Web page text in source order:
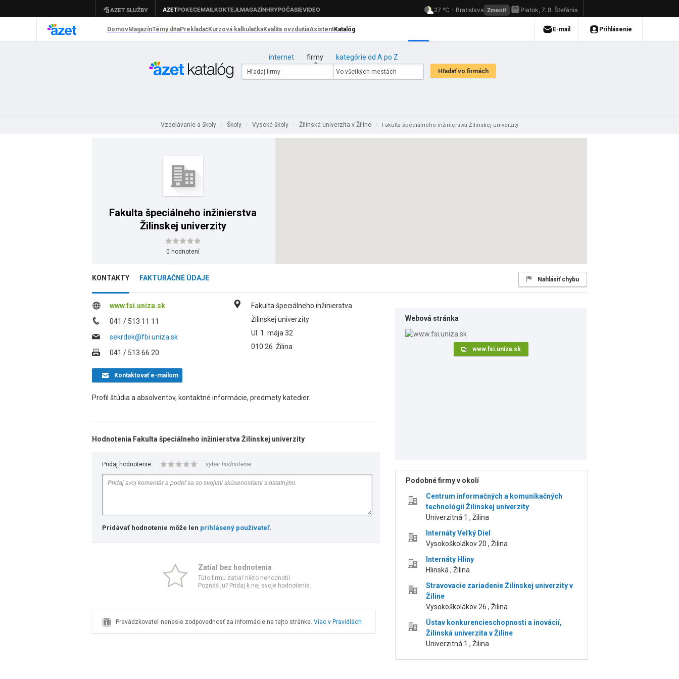
internet firmy kategórie od A po Z
Vzdelávanie a školy / Školy / Vysoké školy / Žilinská univerzita v Žiline / Fakulta špeciálneho inžinierstva Žilinskej univerzity
Fakulta špeciálneho inžinierstva
Žilinskej univerzity
0 hodnotení
KONTAKTY FAKTURAČNÉ ÚDAJE Nahlásiť chybu
www.fsi.uniza.sk
041 / 513 11 11
sekrdek@fbi.uniza.sk
041 / 513 66 20
Fakulta špeciálneho inžinierstva
Žilinskej univerzity
Ul. 1. mája 32
010 26 Žilina
Kontaktovaťe-mailom
Profil štúdia a absolventov, kontaktné informácie, predmety katedier.
Hodnotenia Fakulta špeciálneho inžinierstva Žilinskej univerzity
Pridaj hodnotenie: vyber hodnotenie
Pridávať hodnotenie môže len prihlásený používateľ.
Zatiaľ bez hodnotenia
Túto firmu zatiaľ nikto nehodnotil.
Poznáš ju? Pridaj k nej svoje hodnotenie.
Prevádzkovateľ nenesie zodpovednosť za informácie na tejto stránke. Viac v Pravidlách
Webová stránka
www.fsi.uniza.sk
Podobné firmy v okolí
Centrum informačných a komunikačných
technológií Žilinskej univerzity
Univerzitná 1 , Žilina
Internáty Veľký Diel
Vysokoškolákov 20 , Žilina
Internáty Hliny
Hlinská , Žilina
Stravovacie zariadenie Žilinskej univerzity v
Žiline
Vysokoškolákov 26 , Žilina
Ústav konkurencieschopnosti a inovácií,
Žilinská univerzita v Žiline
Univerzitná 1 , Žilina